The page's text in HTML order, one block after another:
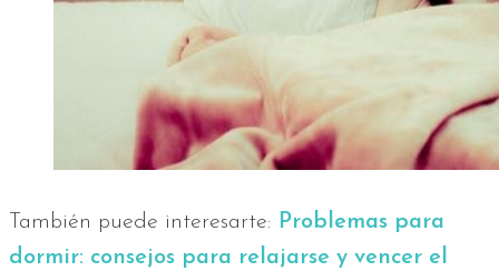
También puede interesarte: Problemas para
dormir: consejos para relajarse y vencer el